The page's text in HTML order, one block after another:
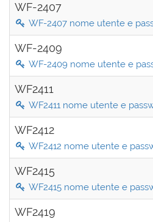
WF-2407
WF-2407 nome utente e
WF-2409
WF-2409 nome utente e
WF2411
WF2411 nome utente e
WF2412
WF2412 nome utente e
WF2415
WF2415 nome utente e
WF2419